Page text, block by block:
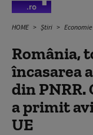
HOME Știri Economie
România,
încasarea
din PNRR.
a primit
UE